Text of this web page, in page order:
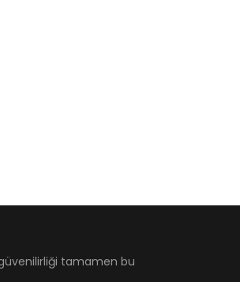
tamamen bu